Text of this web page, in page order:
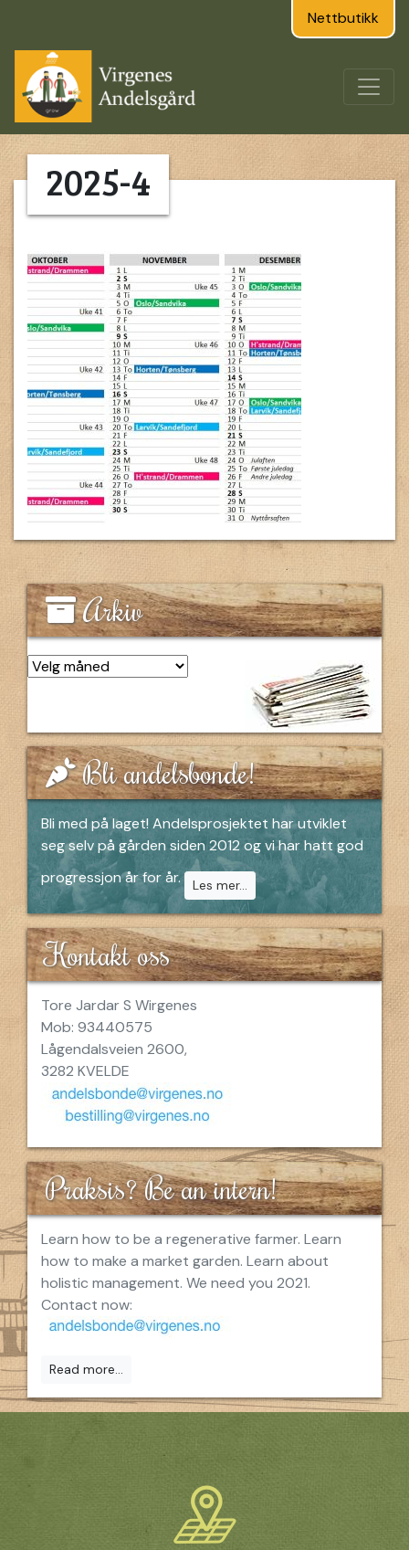
Nettbutikk
2025-4
Arkiv
Bli andelsbonde!
Bli med på laget! Andelsprosjektet har utviklet
seg selv på gården siden 2012 og vi har hatt god
progressjon år for år.
Les mer...
Kontakt oss
Tore Jardar S Wirgenes
Mob: 93440575
Lågendalsveien 2600,
3282 KVELDE
Praksis? Be an intern!
Learn how to be a regenerative farmer. Learn
how to make a market garden. Learn about
holistic management. We need you 2021.
Contact now:
Read more...